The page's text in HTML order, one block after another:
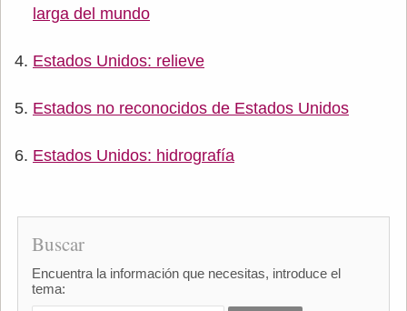
larga del mundo
Estados Unidos: relieve
Estados no reconocidos de Estados Unidos
Estados Unidos: hidrografía
Buscar
Encuentra la información que necesitas, introduce el
tema: